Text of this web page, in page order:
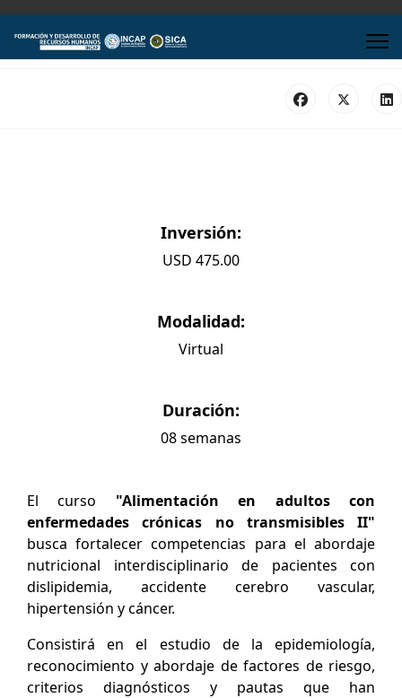
Inversión:
USD 475.00
Modalidad:
Virtual
Duración:
08 semanas
El curso "Alimentación en adultos con
enfermedades crónicas no transmisibles II"
busca fortalecer competencias para el abordaje
nutricional interdisciplinario de pacientes con
dislipidemia, accidente cerebro vascular,
hipertensión y cáncer.
Consistirá en el estudio de la epidemiología,
reconocimiento y abordaje de factores de riesgo,
criterios diagnósticos y pautas que han